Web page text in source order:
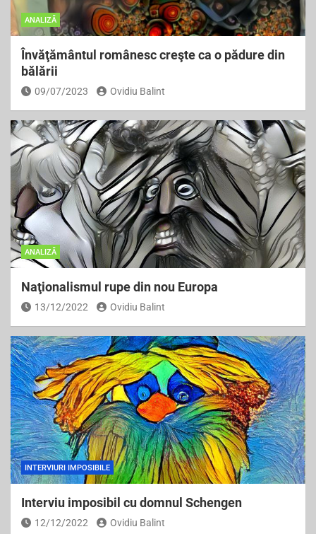
ANALIZĂ
Învăţământul românesc creşte ca o pădure din
bălării
09/07/2023 Ovidiu Balint
ANALIZĂ
Naţionalismul rupe din nou Europa
13/12/2022 Ovidiu Balint
INTERVIURI IMPOSIBILE
Interviu imposibil cu domnul Schengen
12/12/2022 Ovidiu Balint